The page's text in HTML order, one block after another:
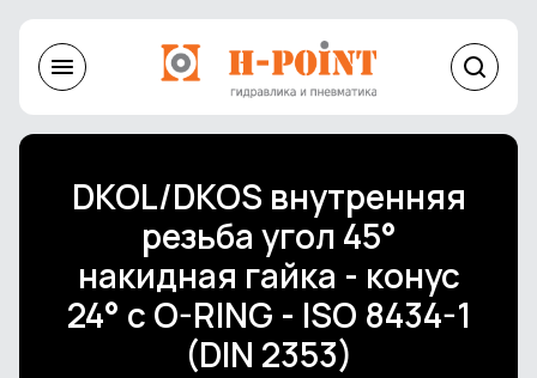
DKOL/DKOS внутренняя
резьба угол 45°
накидная гайка - конус
24° с O-RING - ISO 8434-1
(DIN 2353)